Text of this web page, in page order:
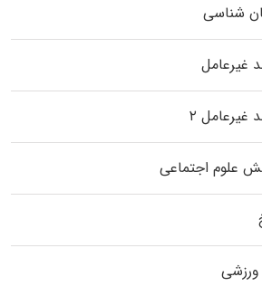
شناسی
غیرعامل
غیرعامل ۲
علوم اجتماعی
ورزشی